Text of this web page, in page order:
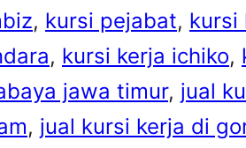
, kursi pejabat, kursi
, kursi kerja ichiko,
jawa timur, jual
, jual kursi kerja di